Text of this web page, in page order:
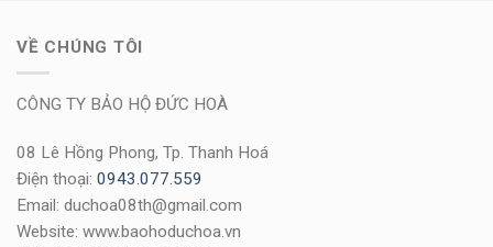
VỀ CHÚNG TÔI
CÔNG TY BẢO HỘ ĐỨC HOÀ
08 Lê Hồng Phong, Tp. Thanh Hoá
Điện thoại: 0943.077.559
Email: duchoa08th@gmail.com
Website: www.baohoduchoa.vn